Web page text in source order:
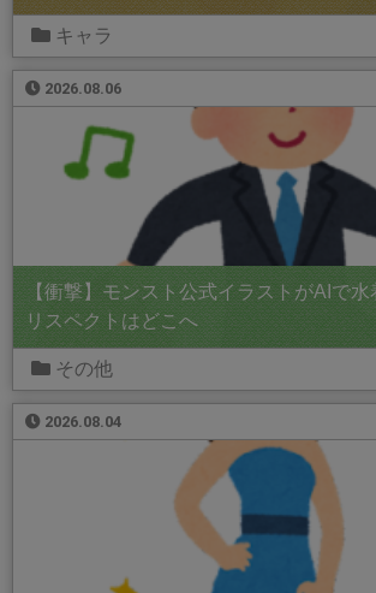
キャラ
2026.08.06
【衝撃】モンスト公式イラストがAIで
リスペクトはどこへ
その他
2026.08.04